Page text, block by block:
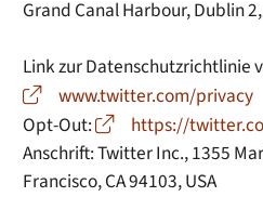
Grand Canal Harbour, Dublin
Link zur Datenschutzrichtlinie
www.twitter.com/privacy
Opt-Out:
https://
Anschrift: Twitter Inc., 1355
Francisco, CA 94103, USA